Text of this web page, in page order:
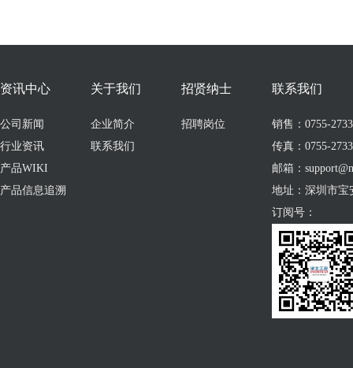
资讯中心
公司新闻
行业资讯
产品WIKI
产品信息追溯
关于我们
企业简介
联系我们
招贤纳士
招聘岗位
联系我们
销售：0755-
传真：0755-
邮箱：
地址：深圳市宝
订阅号：